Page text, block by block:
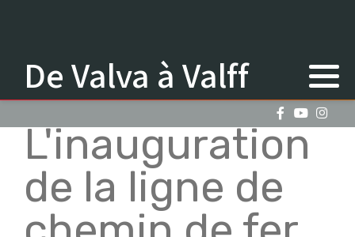
De Valva à Valff
L'inauguration
de la ligne de